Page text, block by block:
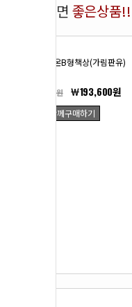
함께 구매하면 좋은상품!!
ML-카멜레온B형책상(가림판유)
￦269,500원 ￦193,600원
함께구매하기